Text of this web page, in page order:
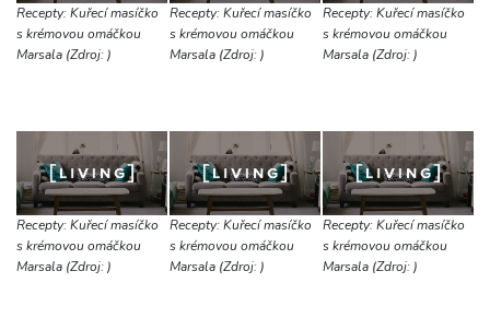
Recepty: Kuřecí masíčko
s krémovou omáčkou
Marsala (Zdroj: )
Recepty: Kuřecí masíčko
s krémovou omáčkou
Marsala (Zdroj: )
Recepty: Kuřecí masíčko
s krémovou omáčkou
Marsala (Zdroj: )
Recepty: Kuřecí masíčko
s krémovou omáčkou
Marsala (Zdroj: )
Recepty: Kuřecí masíčko
s krémovou omáčkou
Marsala (Zdroj: )
Recepty: Kuřecí masíčko
s krémovou omáčkou
Marsala (Zdroj: )